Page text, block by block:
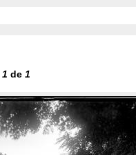
1 de 1